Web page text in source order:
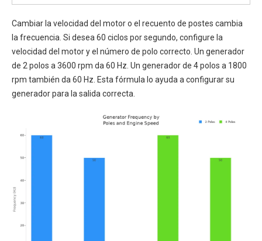
Cambiar la velocidad del motor o el recuento de postes cambia
la frecuencia. Si desea 60 ciclos por segundo, configure la
velocidad del motor y el número de polo correcto. Un generador
de 2 polos a 3600 rpm da 60 Hz. Un generador de 4 polos a 1800
rpm también da 60 Hz. Esta fórmula lo ayuda a configurar su
generador para la salida correcta.